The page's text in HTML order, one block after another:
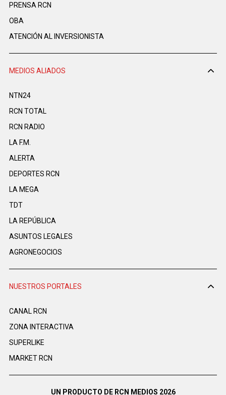
PRENSA RCN
OBA
ATENCIÓN AL INVERSIONISTA
MEDIOS ALIADOS
NTN24
RCN TOTAL
RCN RADIO
LA F.M.
ALERTA
DEPORTES RCN
LA MEGA
TDT
LA REPÚBLICA
ASUNTOS LEGALES
AGRONEGOCIOS
NUESTROS PORTALES
CANAL RCN
ZONA INTERACTIVA
SUPERLIKE
MARKET RCN
UN PRODUCTO DE RCN MEDIOS 2026